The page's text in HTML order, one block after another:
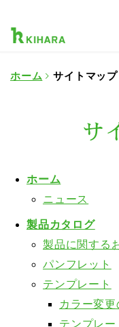
ホーム サイトマップ
サ
ホーム
ニュース
製品カタログ
製品に関する
パンフレット
テンプレート
カラー変
テンプレ